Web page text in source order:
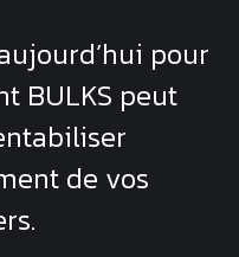
pour
BULKS peut
de vos